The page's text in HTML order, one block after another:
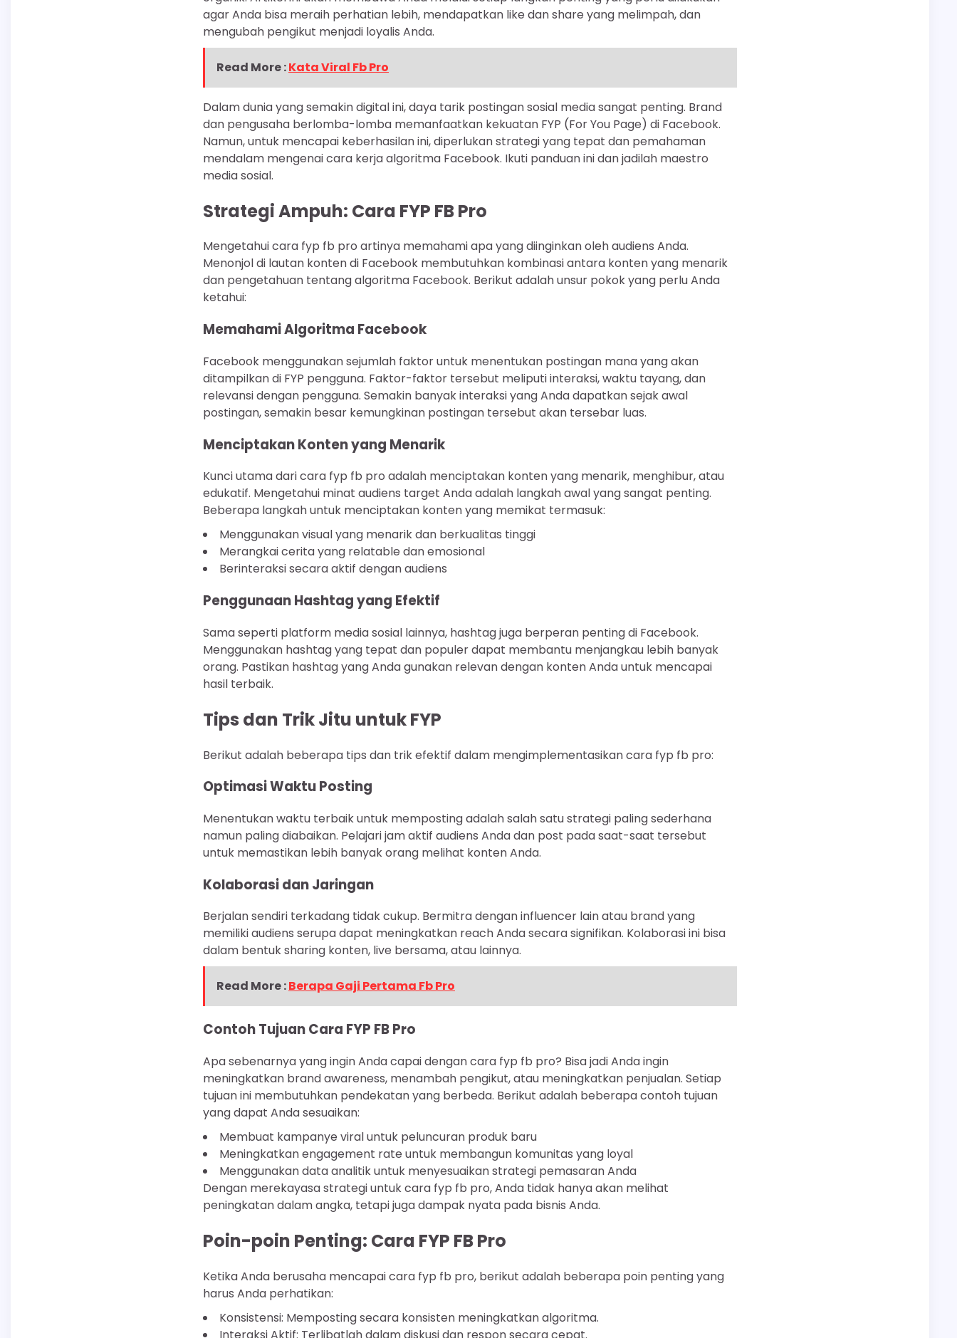
agar Anda bisa meraih perhatian lebih, mendapatkan like dan share yang melimpah, dan
mengubah pengikut menjadi loyalis Anda.
Read More :Kata Viral Fb Pro
Dalam dunia yang semakin digital ini, daya tarik postingan sosial media sangat penting. Brand
dan pengusaha berlomba-lomba memanfaatkan kekuatan FYP (For You Page) di Facebook.
Namun, untuk mencapai keberhasilan ini, diperlukan strategi yang tepat dan pemahaman
mendalam mengenai cara kerja algoritma Facebook. Ikuti panduan ini dan jadilah maestro
media sosial.
Strategi Ampuh: Cara FYP FB Pro
Mengetahui cara fyp fb pro artinya memahami apa yang diinginkan oleh audiens Anda.
Menonjol di lautan konten di Facebook membutuhkan kombinasi antara konten yang menarik
dan pengetahuan tentang algoritma Facebook. Berikut adalah unsur pokok yang perlu Anda
ketahui:
Memahami Algoritma Facebook
Facebook menggunakan sejumlah faktor untuk menentukan postingan mana yang akan
ditampilkan di FYP pengguna. Faktor-faktor tersebut meliputi interaksi, waktu tayang, dan
relevansi dengan pengguna. Semakin banyak interaksi yang Anda dapatkan sejak awal
postingan, semakin besar kemungkinan postingan tersebut akan tersebar luas.
Menciptakan Konten yang Menarik
Kunci utama dari cara fyp fb pro adalah menciptakan konten yang menarik, menghibur, atau
edukatif. Mengetahui minat audiens target Anda adalah langkah awal yang sangat penting.
Beberapa langkah untuk menciptakan konten yang memikat termasuk:
Menggunakan visual yang menarik dan berkualitas tinggi
Merangkai cerita yang relatable dan emosional
Berinteraksi secara aktif dengan audiens
Penggunaan Hashtag yang Efektif
Sama seperti platform media sosial lainnya, hashtag juga berperan penting di Facebook.
Menggunakan hashtag yang tepat dan populer dapat membantu menjangkau lebih banyak
orang. Pastikan hashtag yang Anda gunakan relevan dengan konten Anda untuk mencapai
hasil terbaik.
Tips dan Trik Jitu untuk FYP
Berikut adalah beberapa tips dan trik efektif dalam mengimplementasikan cara fyp fb pro:
Optimasi Waktu Posting
Menentukan waktu terbaik untuk memposting adalah salah satu strategi paling sederhana
namun paling diabaikan. Pelajari jam aktif audiens Anda dan post pada saat-saat tersebut
untuk memastikan lebih banyak orang melihat konten Anda.
Kolaborasi dan Jaringan
Berjalan sendiri terkadang tidak cukup. Bermitra dengan influencer lain atau brand yang
memiliki audiens serupa dapat meningkatkan reach Anda secara signifikan. Kolaborasi ini bisa
dalam bentuk sharing konten, live bersama, atau lainnya.
Read More :Berapa Gaji Pertama Fb Pro
Contoh Tujuan Cara FYP FB Pro
Apa sebenarnya yang ingin Anda capai dengan cara fyp fb pro? Bisa jadi Anda ingin
meningkatkan brand awareness, menambah pengikut, atau meningkatkan penjualan. Setiap
tujuan ini membutuhkan pendekatan yang berbeda. Berikut adalah beberapa contoh tujuan
yang dapat Anda sesuaikan:
Membuat kampanye viral untuk peluncuran produk baru
Meningkatkan engagement rate untuk membangun komunitas yang loyal
Menggunakan data analitik untuk menyesuaikan strategi pemasaran Anda
Dengan merekayasa strategi untuk cara fyp fb pro, Anda tidak hanya akan melihat
peningkatan dalam angka, tetapi juga dampak nyata pada bisnis Anda.
Poin-poin Penting: Cara FYP FB Pro
Ketika Anda berusaha mencapai cara fyp fb pro, berikut adalah beberapa poin penting yang
harus Anda perhatikan:
Konsistensi: Memposting secara konsisten meningkatkan algoritma.
Interaksi Aktif: Terlibatlah dalam diskusi dan respon secara cepat.